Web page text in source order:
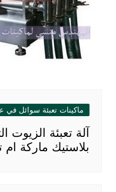
ماكينات تعبئة سوائل في
آلة تعبئة الزيوت
بلاستيك ماركة ام